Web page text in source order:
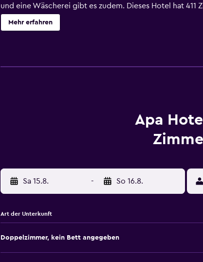
und eine Wäscherei gibt es zudem. Dieses Hotel hat
Gäste sich es in den Zimmern gemütlich gemacht
erkunden, da sich die Haltestelle fußläufig vom Hotel
Mehr erfahren
Apa
Sa 15.8. - So 16.8.
Art der Unterkunft
Doppelzimmer, kein Bett angegeben